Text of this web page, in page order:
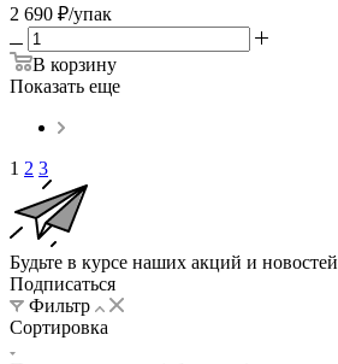
2 690 ₽/упак
В корзину
Показать еще
1 2 3
Будьте в курсе наших акций и новостей
Подписаться
Фильтр
Сортировка